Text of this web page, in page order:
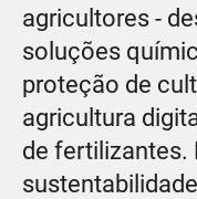
agricultores -
soluções
proteção de
agricultura
de fertilizantes.